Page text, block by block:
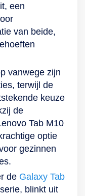
een
van beide,
vanwege zijn
terwijl de
keuze
de
Tab M10
optie
gezinnen
de Galaxy Tab
blinkt uit